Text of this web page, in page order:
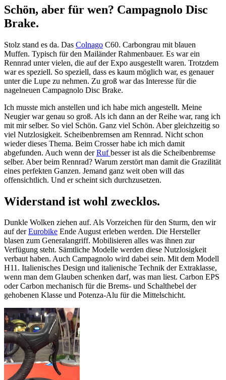
Schön, aber für wen? Campagnolo Disc
Brake.
Stolz stand es da. Das Colnago C60. Carbongrau mit blauen
Muffen. Typisch für den Mailänder Rahmenbauer. Es war ein
Rennrad unter vielen, die auf der Expo ausgestellt waren. Trotzdem
war es speziell. So speziell, dass es kaum möglich war, es genauer
unter die Lupe zu nehmen. Zu groß war das Interesse für die
nagelneuen Campagnolo Disc Brake.
Ich musste mich anstellen und ich habe mich angestellt. Meine
Neugier war genau so groß. Als ich dann an der Reihe war, rang ich
mit mir selber. So viel Schön. Ganz viel Schön. Aber gleichzeitig so
viel Nutzlosigkeit. Scheibenbremsen am Rennrad. Nicht schon
wieder dieses Thema. Beim Crosser habe ich mich damit
abgefunden. Auch wenn derRufbesser ist als die Scheibenbremse
selber. Aber beim Rennrad? Warum zerstört man damit die Grazilität
eines perfekten Ganzen. Jemand ganz weit oben will das
offensichtlich. Und er scheint sich durchzusetzen.
Widerstand ist wohl zwecklos.
Dunkle Wolken ziehen auf. Als Vorzeichen für den Sturm, den wir
auf derEurobike Ende August erleben werden. Die Hersteller
blasen zum Generalangriff. Mobilisieren alles was ihnen zur
Verfügung steht. Sämtliche Modelle werden diese Nutzlosigkeit
verbaut haben. Auch Campagnolo wird dabei sein. Mit dem Modell
H11. Italienisches Design und italienische Technik der Extraklasse,
wenn man dem Glauben schenken darf, was man liest. Carbon EPS
oder Carbon mechanisch für die Brems- und Schalthebel der
gehobenen Klasse und Potenza-Alu für die Mittelschicht.